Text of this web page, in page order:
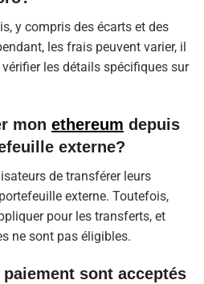
y compris des écarts et des
les frais peuvent varier, il
les détails spécifiques sur
mon ethereum depuis
externe?
de transférer leurs
externe. Toutefois,
pour les transferts, et
ne sont pas éligibles.
sont acceptés